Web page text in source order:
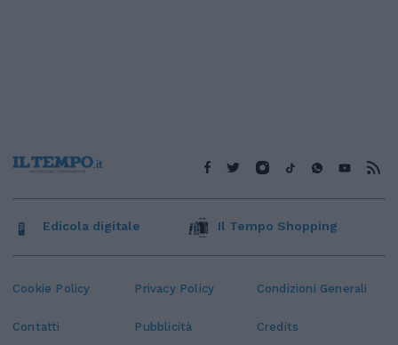
Cookie Policy Privacy Policy Condizioni Generali
Contatti Pubblicità Credits
Edicola digitale Il Tempo Shopping